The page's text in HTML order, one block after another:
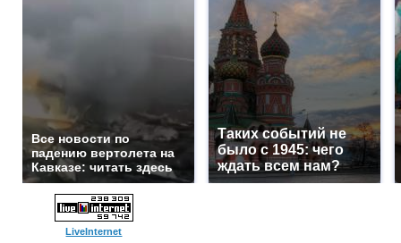
Все новости по
падению вертолета на
Кавказе: читать здесь
Таких событий не
было с 1945: чего
ждать всем нам?
LiveInternet